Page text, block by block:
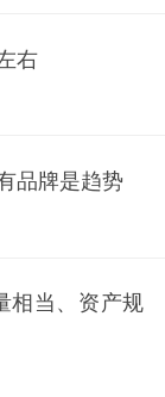
右
品牌是趋势
相当、资产规